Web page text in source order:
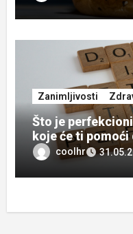
Zanimljivosti
Što je
koje će ti pomoći
coolhr